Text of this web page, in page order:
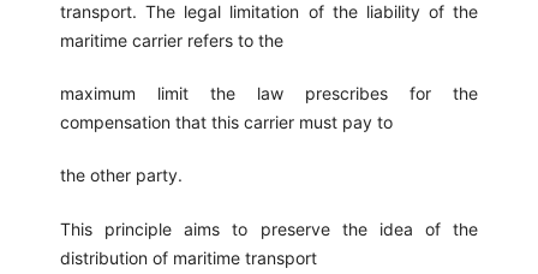
transport. The legal limitation of the liability of the
maritime carrier refers to the
maximum limit the law prescribes for the
compensation that this carrier must pay to
the other party.
This principle aims to preserve the idea of the
distribution of maritime transport